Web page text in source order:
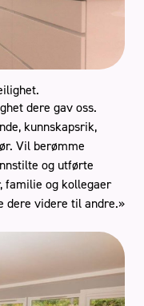
Totalrenovering
dere gav oss.
kunnskapsrik,
Vil berømme
og utførte
familie og kollegaer
dere videre til andre.»